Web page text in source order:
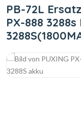
PB-72L
PX-888